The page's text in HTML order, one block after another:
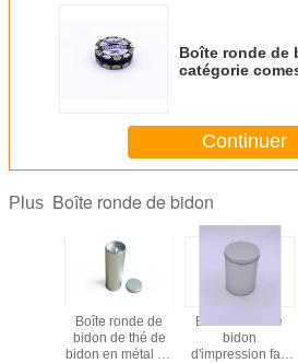
Boîte ronde de
catégorie
Continuer
Plus Boîte ronde de bidon
Boîte ronde de
bidon de thé de
bidon en métal de
Boîte ronde de
bidon
d'impression fait